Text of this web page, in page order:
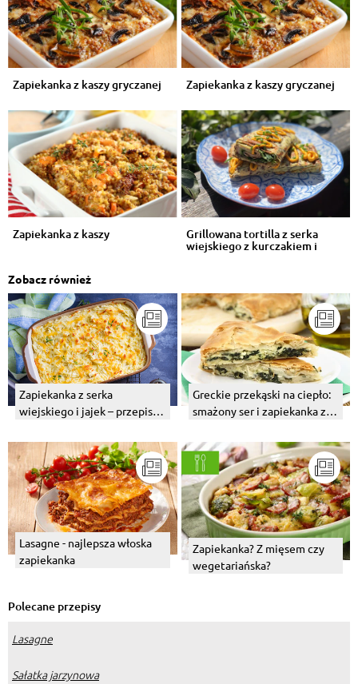
Zapiekanka z kaszy gryczanej Zapiekanka z kaszy gryczanej
Zapiekanka z kaszy Grillowana tortilla z serka
wiejskiego z kurczakiem i
Zobacz również
Zapiekanka z serka
wiejskiego i jajek – przepis z
Greckie przekąski na ciepło:
smażony ser i zapiekanka z
filo
Lasagne - najlepsza włoska
zapiekanka
Zapiekanka? Z mięsem czy
wegetariańska?
Polecane przepisy
Lasagne
Sałatka jarzynowa